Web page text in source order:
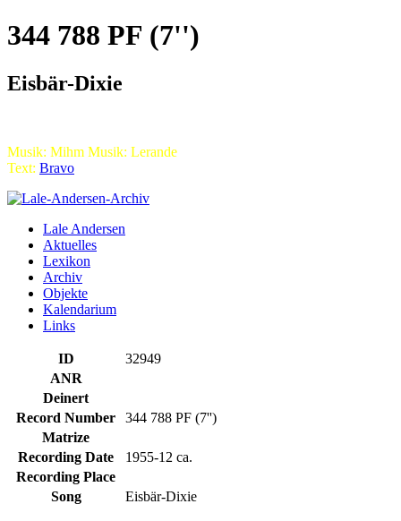
344 788 PF (7'')
Eisbär-Dixie
Musik: Mihm Musik: Lerande
Text: Bravo
Lale Andersen
Aktuelles
Lexikon
Archiv
Objekte
Kalendarium
Links
ID
32949
ANR
Deinert
Record Number
344 788 PF (7'')
Matrize
Recording Date
1955-12 ca.
Recording Place
Song
Eisbär-Dixie